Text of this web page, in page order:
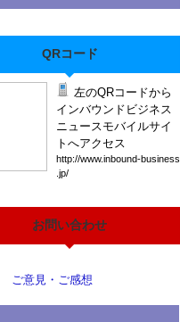
QRコード
左のQRコードから
インバウンドビジネス
ニュースモバイルサイ
トへアクセス
http://www.inbound-business
.jp/
お問い合わせ
ご意見・ご感想